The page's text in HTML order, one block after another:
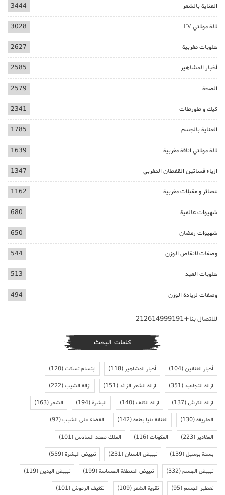
العناية بالشعر 3444
لالة مولاتي TV 3028
حلويات مغربية 2627
أخبار المشاهير 2585
الصحة 2579
كيك و طورطات 2341
العناية بالجسم 1785
لالة مولاتي اناقة مغربية 1639
ازياء فساتين القفطان المغربي 1347
عصائر و مقبلات مغربية 1162
شهيوات عالمية 680
شهيوات رمضان 650
وصفات لانقاص الوزن 544
حلويات العيد 513
وصفات لزيادة الوزن 494
للاتصال بنا+212614999191
كلمات البحث
أخبار الفنانين(104) أخبار المشاهير(118) ابتسام تسكت(120)
ازالة التجاعيد(351) ازالة الشعر الزائد(151) ازالة الشيب(222)
ازالة الكرش(137) ازالة الكلف(140) البشرة(194) الشعر(163)
الطريقة(130) الفنانة دنيا بطمة(142) القضاء على الشيب(97)
المقادير(223) المكونات(116) الملك محمد السادس(101)
بسمة بوسيل(139) تبييض الاسنان(231) تبييض البشرة(559)
تبييض الجسم(332) تبييض المنطقة الحساسة(199) تبييض اليدين(119)
تعطير الجسم(95) تقوية الشعر(109) تكثيف الرموش(101)